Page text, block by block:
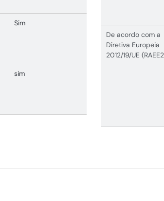
Sim
sim
De acordo com a
Diretiva Europeia
2012/19/UE